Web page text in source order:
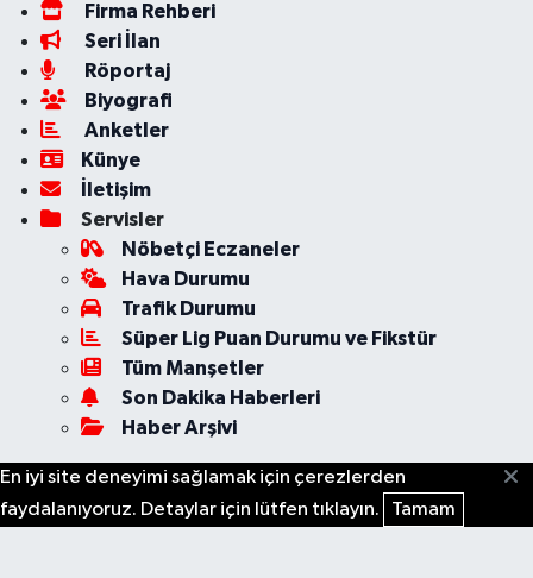
Firma Rehberi
Seri İlan
Röportaj
Biyografi
Anketler
Künye
İletişim
Servisler
Nöbetçi Eczaneler
Hava Durumu
Trafik Durumu
Süper Lig Puan Durumu ve Fikstür
Tüm Manşetler
Son Dakika Haberleri
Haber Arşivi
En iyi site deneyimi sağlamak için çerezlerden
faydalanıyoruz. Detaylar için lütfen tıklayın.
Tamam